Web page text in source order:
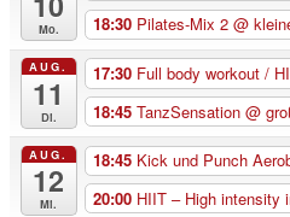
Mo.
18:30 Pilates-Mix 2 @
AUG.
11
Di.
17:30 Full body workout /
18:45 TanzSensation @
AUG.
12
Mi.
18:45 Kick und Punch
20:00 HIIT – High intensity